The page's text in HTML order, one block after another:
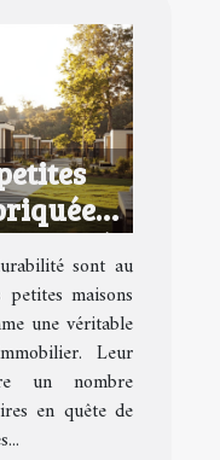
?
sont au
maisons
une véritable
Leur
un nombre
en quête de